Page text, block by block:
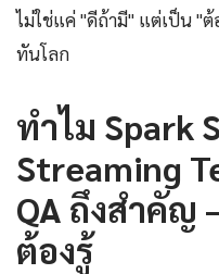
ไม่ใช่แค่ "ดีถ้ามี" แต่เป็น "
ทันโลก
ทำไม Spark
Streaming
QA ถึงสำคัญ
ต้องรู้